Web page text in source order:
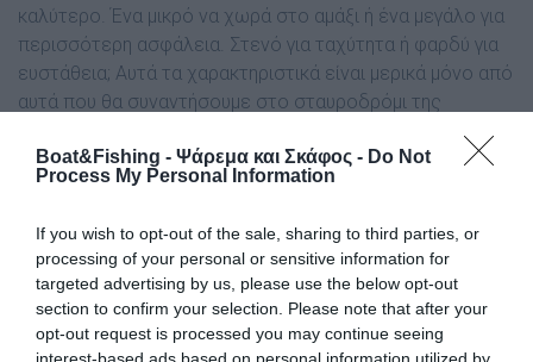
Boat&Fishing - Ψάρεμα και Σκάφος - Do Not
Process My Personal Information
If you wish to opt-out of the sale, sharing to third parties, or
processing of your personal or sensitive information for
targeted advertising by us, please use the below opt-out
section to confirm your selection. Please note that after your
opt-out request is processed you may continue seeing
interest-based ads based on personal information utilized by
καλύτερο. Ένα µικρό να χωρά στο αµάξι ή ένα µεγάλο για
περισσότερη ασφάλεια. Στενό για ταχύτητα ή φαρδύ για
ευστάθεια; Αυτά τα χαρακτηριστικά είναι µερικά µόνο από
αυτά που θα συναντήσουµε στο σταυροδρόµι της
αγοράς.
ψάρεµα από τα υπόλοιπα που προορίζονται για ποτάµια,
κοντινές βόλτες σε θάλασσα και λίµνες κλπ. Είτε
έχοντας σχεδιάσει από λευκό χαρτί ένα «ψαράδικο»
σκάφος, είτε έχοντας εκ των υστέρων τοποθετήσει σε
κάποιο ήδη υπάρχον µοντέλο κάποια ψαράδικα